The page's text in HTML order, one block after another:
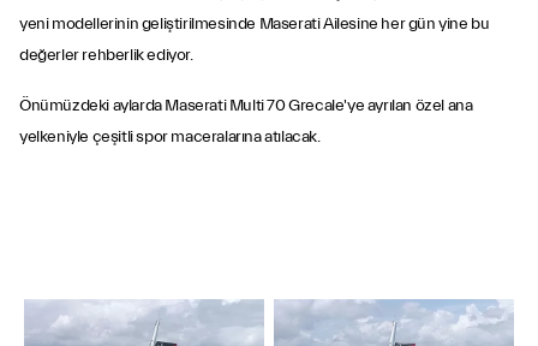
yeni modellerinin geliştirilmesinde Maserati Ailesine her gün ​​yine bu
değerler rehberlik ediyor.
Önümüzdeki aylarda Maserati Multi 70 Grecale'ye ayrılan özel ana
yelkeniyle çeşitli spor maceralarına atılacak.